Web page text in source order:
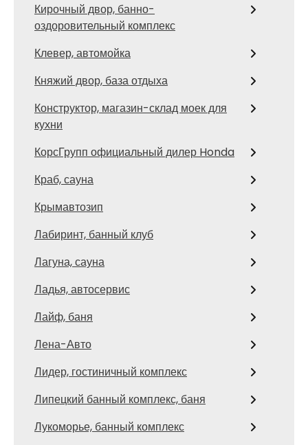
Кирочный двор, банно-
оздоровительный комплекс
Клевер, автомойка
Княжий двор, база отдыха
Конструктор, магазин-склад моек для
кухни
КорсГрупп официальный дилер Honda
Краб, сауна
Крымавтозип
Лабиринт, банный клуб
Лагуна, сауна
Ладья, автосервис
Лайф, баня
Лена-Авто
Лидер, гостиничный комплекс
Липецкий банный комплекс, баня
Лукоморье, банный комплекс